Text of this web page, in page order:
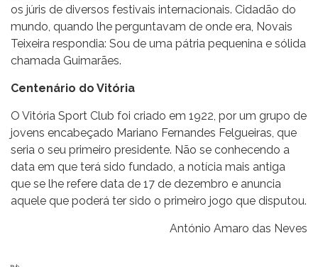
os júris de diversos festivais internacionais. Cidadão do
mundo, quando lhe perguntavam de onde era, Novais
Teixeira respondia: Sou de uma pátria pequenina e sólida
chamada Guimarães.
Centenário do Vitória
O Vitória Sport Club foi criado em 1922, por um grupo de
jovens encabeçado Mariano Fernandes Felgueiras, que
seria o seu primeiro presidente. Não se conhecendo a
data em que terá sido fundado, a notícia mais antiga
que se lhe refere data de 17 de dezembro e anuncia
aquele que poderá ter sido o primeiro jogo que disputou.
António Amaro das Neves